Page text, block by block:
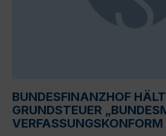
BUNDESFINANZHOF HÄLT
GRUNDSTEUER
VERFASSUNGSKONFORM